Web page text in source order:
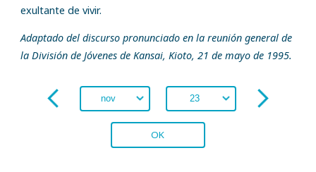
exultante de vivir.
Adaptado del discurso pronunciado en la reunión general de
la División de Jóvenes de Kansai, Kioto, 21 de mayo de 1995.
OK